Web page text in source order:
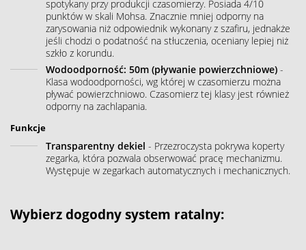
spotykany przy produkcji czasomierzy. Posiada 4/10
punktów w skali Mohsa. Znacznie mniej odporny na
zarysowania niż odpowiednik wykonany z szafiru, jednakże
jeśli chodzi o podatność na stłuczenia, oceniany lepiej niż
szkło z korundu.
Wodoodporność: 50m (pływanie powierzchniowe) -
Klasa wodoodporności, wg której w czasomierzu można
pływać powierzchniowo. Czasomierz tej klasy jest również
odporny na zachlapania.
Funkcje
Transparentny dekiel - Przezroczysta pokrywa koperty
zegarka, która pozwala obserwować pracę mechanizmu.
Występuje w zegarkach automatycznych i mechanicznych.
Wybierz dogodny system ratalny: